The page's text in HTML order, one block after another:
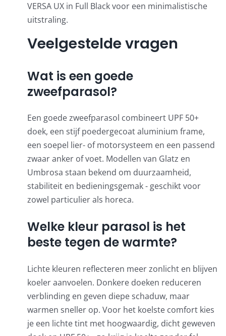
VERSA UX in Full Black voor een minimalistische
uitstraling.
Veelgestelde vragen
Wat is een goede
zweefparasol?
Een goede zweefparasol combineert UPF 50+
doek, een stijf poedergecoat aluminium frame,
een soepel lier- of motorsysteem en een passend
zwaar anker of voet. Modellen van Glatz en
Umbrosa staan bekend om duurzaamheid,
stabiliteit en bedieningsgemak - geschikt voor
zowel particulier als horeca.
Welke kleur parasol is het
beste tegen de warmte?
Lichte kleuren reflecteren meer zonlicht en blijven
koeler aanvoelen. Donkere doeken reduceren
verblinding en geven diepe schaduw, maar
warmen sneller op. Voor het koelste comfort kies
je een lichte tint met hoogwaardig, dicht geweven